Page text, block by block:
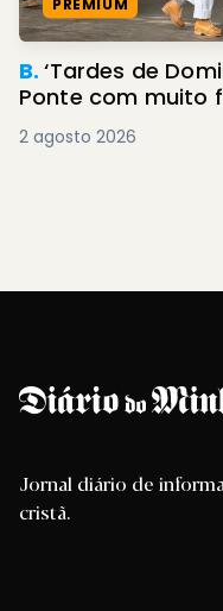
B.‘Tardes de
Ponte com muito
2 agosto 2026
Jornal diário de
cristã.